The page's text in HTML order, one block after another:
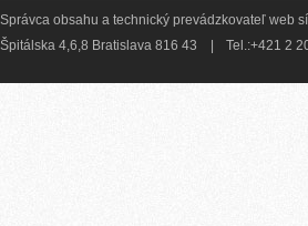
Správca obsahu a technický prevádzkovateľ web
Špitálska 4,6,8 Bratislava 816 43
Tel.:+421 2